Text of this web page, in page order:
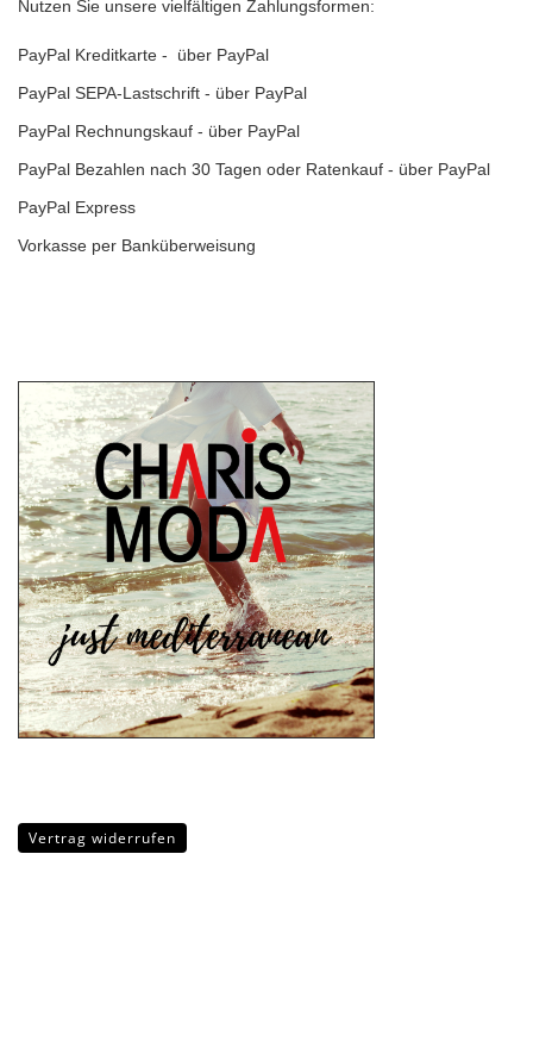
Nutzen Sie unsere vielfältigen Zahlungsformen:
PayPal Kreditkarte - über PayPal
PayPal SEPA-Lastschrift - über PayPal
PayPal Rechnungskauf - über PayPal
PayPal Bezahlen nach 30 Tagen oder Ratenkauf - über PayPal
PayPal Express
Vorkasse per Banküberweisung
Vertrag widerrufen